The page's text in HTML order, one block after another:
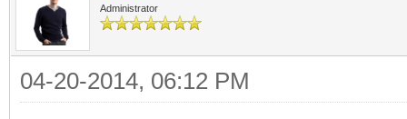
Administrator
04-20-2014, 06:12 PM